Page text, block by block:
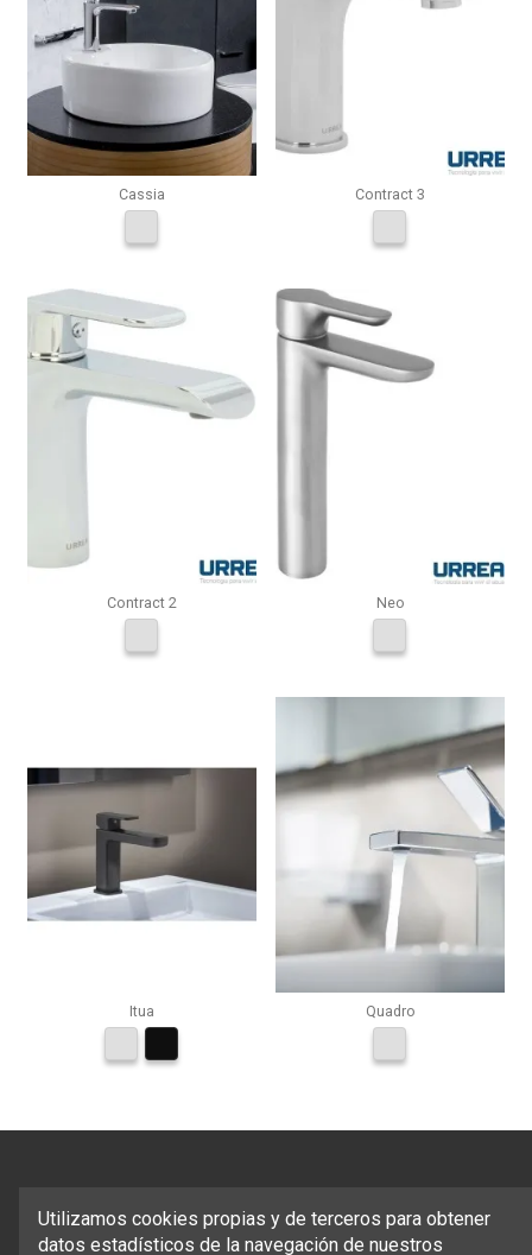
Cassia Contract 3
Contract 2 Neo
Itua Quadro
Utilizamos cookies propias y de terceros para obtener
datos estadísticos de la navegación de nuestros